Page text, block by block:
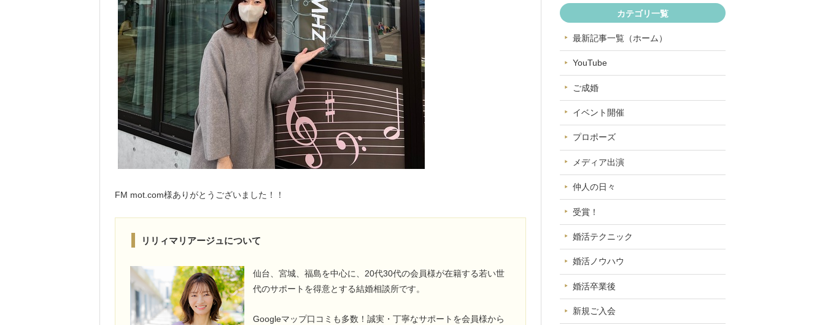
FM mot.com様ありがとうございました！！
リリィマリアージュについて
仙台、宮城、福島を中心に、20代30代の会員様が在籍する若い世
代のサポートを得意とする結婚相談所です。
Googleマップ口コミも多数！誠実・丁寧なサポートを会員様から
カテゴリ一覧
最新記事一覧（ホーム）
YouTube
ご成婚
イベント開催
プロポーズ
メディア出演
仲人の日々
受賞！
婚活テクニック
婚活ノウハウ
婚活卒業後
新規ご入会